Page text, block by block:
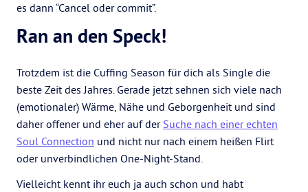
es dann “Cancel oder commit”.
Ran an den Speck!
Trotzdem ist die Cuffing Season für dich als Single die
beste Zeit des Jahres. Gerade jetzt sehnen sich viele nach
(emotionaler) Wärme, Nähe und Geborgenheit und sind
daher offener und eher auf der Suche nach einer echten
Soul Connection und nicht nur nach einem heißen Flirt
oder unverbindlichen One-Night-Stand.
Vielleicht kennt ihr euch ja auch schon und habt